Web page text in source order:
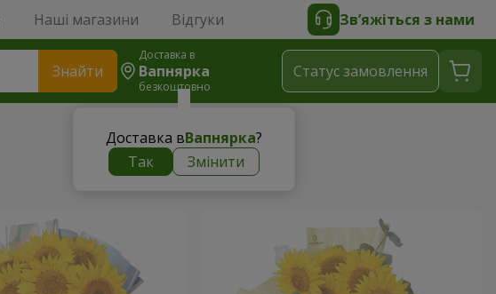
Наші магазини Відгуки Зв’яжіться з нами
Знайти
Доставка в
Вапнярка
безкоштовно
Доставка вВапнярка?
Так
Змінити
Статус замовлення